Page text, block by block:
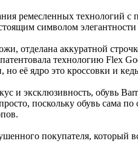
ремесленных
символом
отделана аккуратной
технологию
её ядро это кроссовки и
и эксклюзивность, обувь
поскольку обувь сама
покупателя, который